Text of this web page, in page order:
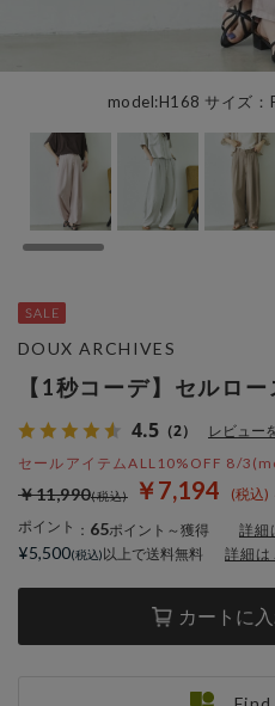
model:H168 サイズ
【1秒コーデ】セルロ
4.5 （2） レビュー
セールアイテムALL10%OFF 8/
￥7,194
￥11,990
ポイント ： 65ポイント～獲得 詳細
カートに
DOUX ARCHIVES
¥5,500 以上で送料無料 詳細は